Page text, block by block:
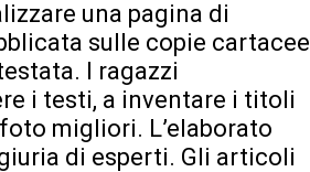
una pagina di
sulle copie cartacee
I ragazzi
i testi, a inventare i titoli
migliori. L’elaborato
di esperti. Gli articoli